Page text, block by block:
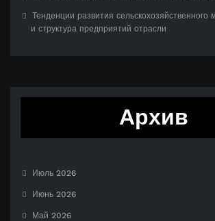
Тенденции развития сельскохозяйственного
и структура предприятий отрасли
Архив
Июль 2026
Июнь 2026
Май 2026